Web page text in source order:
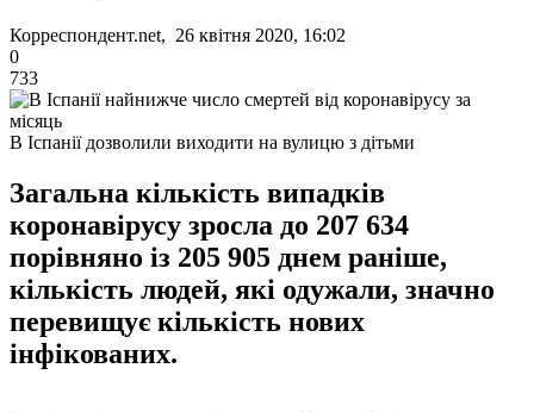
Корреспондент.net, 26 квітня 2020, 16:02
0
733
В Іспанії дозволили виходити на вулицю з дітьми
Загальна кількість випадків
коронавірусу зросла до 207 634
порівняно із 205 905 днем раніше,
кількість людей, які одужали, значно
перевищує кількість нових
інфікованих.